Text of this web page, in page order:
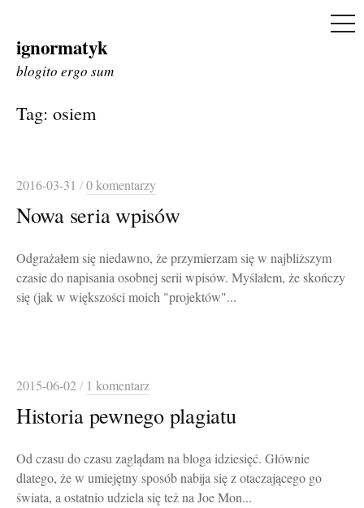
Skip
to
ignormatyk
blogito ergo sum
Tag: osiem
2016-03-31 /0 komentarzy
Nowa seria wpisów
Odgrażałem się niedawno, że przymierzam się w najbliższym
czasie do napisania osobnej serii wpisów. Myślałem, że skończy
się (jak w większości moich "projektów"...
2015-06-02/ 1 komentarz
Historia pewnego plagiatu
Od czasu do czasu zaglądam na bloga idziesięć. Głównie
dlatego, że w umiejętny sposób nabija się z otaczającego go
świata, a ostatnio udziela się też na Joe Mon...